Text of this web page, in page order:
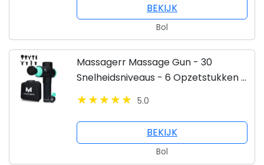
BEKIJK
Bol
Massagerr Massage Gun - 30
Snelheidsniveaus - 6 Opzetstukken -
Massage Apparaat
5.0
BEKIJK
Bol